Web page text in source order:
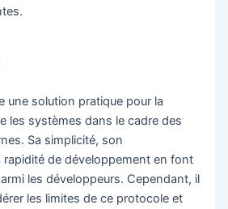
une solution pratique pour la
les systèmes dans le cadre des
Sa simplicité, son
rapidité de développement en font
les développeurs. Cependant, il
les limites de ce protocole et